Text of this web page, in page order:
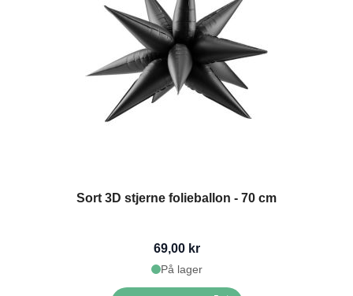
Sort 3D stjerne folieballon - 70 cm
69,00 kr
På lager